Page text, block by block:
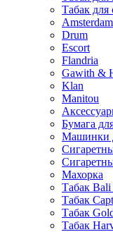
Табак для
Drum
Escort
Flandria
Gawith &
Klan
Manitou
Бумага
Машинки
Махорка
Табак Bali
Табак
Табак
Табак